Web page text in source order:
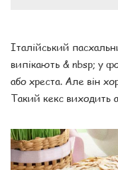
Італійський
випікають & nbsp; у
або хреста. Але він
Такий кекс виходить